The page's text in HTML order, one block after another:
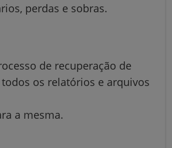
perdas e sobras.
de recuperação de
todos os relatórios e arquivos
a mesma.